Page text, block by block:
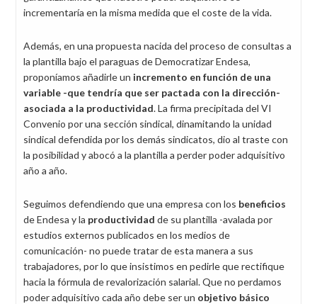
incrementaría en la misma medida que el coste de la vida.
Además, en una propuesta nacida del proceso de consultas a
la plantilla bajo el paraguas de Democratizar Endesa,
proponíamos añadirle un incremento en función de una
variable -que tendría que ser pactada con la dirección-
asociada a la productividad. La firma precipitada del VI
Convenio por una sección sindical, dinamitando la unidad
sindical defendida por los demás sindicatos, dio al traste con
la posibilidad y abocó a la plantilla a perder poder adquisitivo
año a año.
Seguimos defendiendo que una empresa con los beneficios
de Endesa y la productividad de su plantilla -avalada por
estudios externos publicados en los medios de
comunicación- no puede tratar de esta manera a sus
trabajadores, por lo que insistimos en pedirle que rectifique
hacia la fórmula de revalorización salarial. Que no perdamos
poder adquisitivo cada año debe ser un objetivo básico